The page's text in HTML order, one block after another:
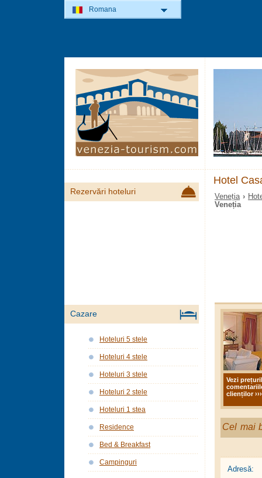
Hotel
Veneția ›
Veneția
Vezi
clienților ›››
Cel mai
Adresă:
Rezervări hoteluri
Cazare
Hoteluri 5 stele
Hoteluri 4 stele
Hoteluri 3 stele
Hoteluri 2 stele
Hoteluri 1 stea
Residence
Bed & Breakfast
Campinguri
Romana